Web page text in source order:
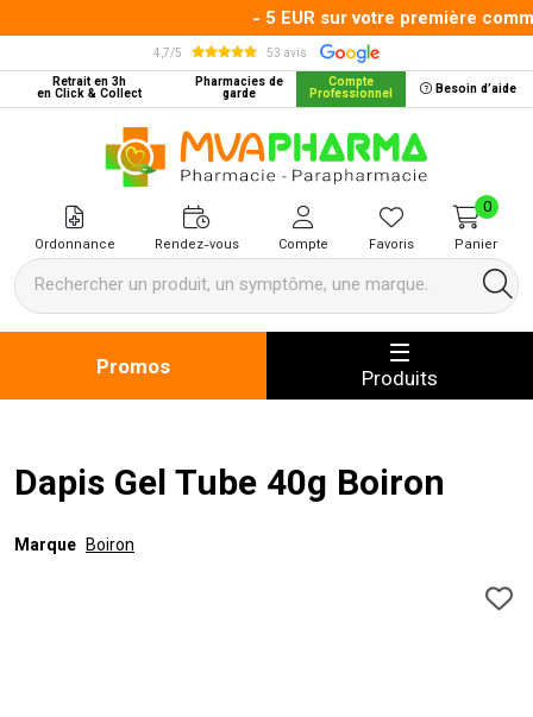
- 5 EUR sur votre première
4,7/5
53 avis
Retrait en 3h
en Click & Collect
Pharmacies de
garde
Compte
Professionnel Besoin d’aide
MVA Pharma Votre pharmacie
Ordonnance Rendez-vous Compte Favoris Panier
0
Promos Produits
Dapis Gel Tube 40g Boiron
Marque Boiron